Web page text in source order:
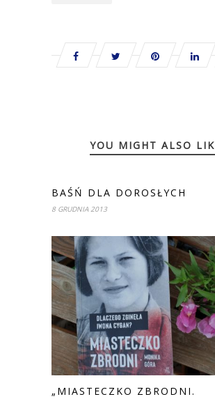
YOU MIGHT ALSO
BAŚŃ DLA DOROSŁYCH
8 GRUDNIA 2013
„MIASTECZKO ZBRODNI.